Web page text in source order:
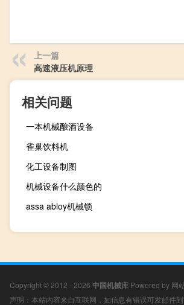
上一篇
高速液压机原理
相关问题
一本机械酿酒设备
雀巢饮料机
化工设备制图
机械设备什么颜色的
assa abloy机械锁
Copyright © 2012 - 2026 中国机械库 Powered by 网
声明：本站内容来自互联网，如信息有错误可发邮件